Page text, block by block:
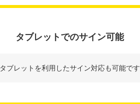
タブレットでのサイン可能
タブレットを利用したサイン対応も可能です